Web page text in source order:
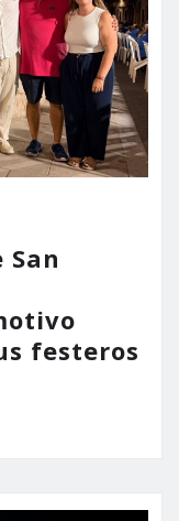
festeros